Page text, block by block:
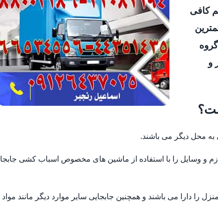
کافی
و
محل دیگر می باشند.
و وسایل را با استفاده از ماشین های مخصوص اسباب کشی جابجا
را دارا می باشند و همچنین جابجایی سایر موارد دیگر مانند مواد